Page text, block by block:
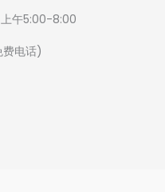
午5:00-8:00
电话)